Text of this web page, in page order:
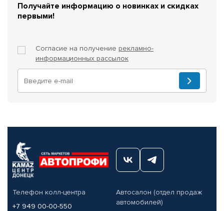
Получайте информацию о новинках и скидках
первыми!
Согласие на получение рекламно-
информационных рассылок
Телефон колл-центра
+7 949 00-00-550
Автосалон (отдел продаж
автомобилей)